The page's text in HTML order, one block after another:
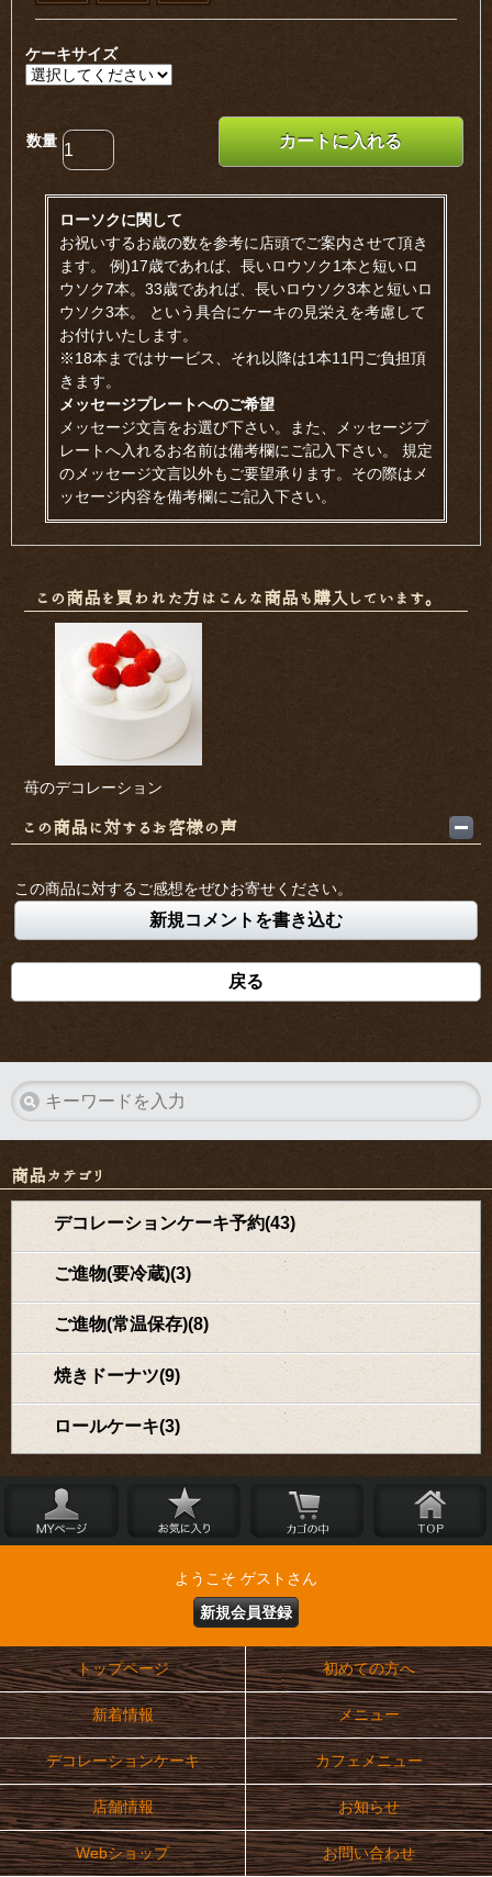
ケーキサイズ
数量 カートに入れる
ローソクに関して
お祝いするお歳の数を参考に店頭でご案内させて頂き
ます。 例)17歳であれば、長いロウソク1本と短いロ
ウソク7本。33歳であれば、長いロウソク3本と短いロ
ウソク3本。 という具合にケーキの見栄えを考慮して
お付けいたします。
※18本まではサービス、それ以降は1本11円ご負担頂
きます。
メッセージプレートへのご希望
メッセージ文言をお選び下さい。また、メッセージプ
レートへ入れるお名前は備考欄にご記入下さい。 規定
のメッセージ文言以外もご要望承ります。その際はメ
ッセージ内容を備考欄にご記入下さい。
この商品を買われた方はこんな商品も購入しています。
苺のデコレーション
この商品に対するお客様の声
この商品に対するご感想をぜひお寄せください。
新規コメントを書き込む
戻る
商品カテゴリ
デコレーションケーキ予約(43)
ご進物(要冷蔵)(3)
ご進物(常温保存)(8)
焼きドーナツ(9)
ロールケーキ(3)
ようこそ ゲストさん
新規会員登録
トップページ 初めての方へ
新着情報 メニュー
デコレーションケーキ カフェメニュー
店舗情報 お知らせ
Webショップ お問い合わせ